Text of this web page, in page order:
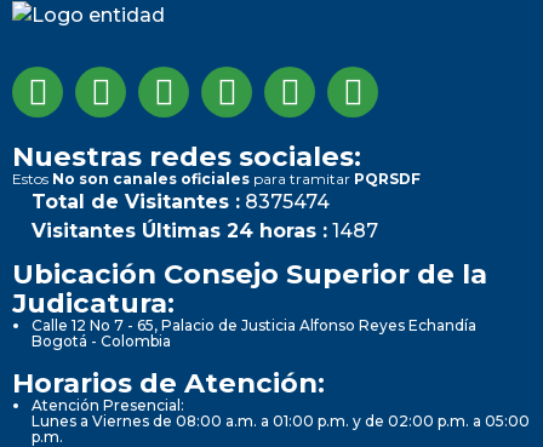
Nuestras redes sociales:
Estos No son canales oficiales para tramitar PQRSDF
Total de Visitantes : 8375474
Visitantes Últimas 24 horas : 1487
Ubicación Consejo Superior de la
Judicatura:
Calle 12 No 7 - 65, Palacio de Justicia Alfonso Reyes Echandía
Bogotá - Colombia
Horarios de Atención:
Atención Presencial:
Lunes a Viernes de 08:00 a.m. a 01:00 p.m. y de 02:00 p.m. a 05:00
p.m.